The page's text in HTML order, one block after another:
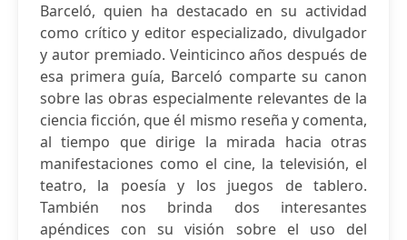
Barceló, quien ha destacado en su actividad
como crítico y editor especializado, divulgador
y autor premiado. Veinticinco años después de
esa primera guía, Barceló comparte su canon
sobre las obras especialmente relevantes de la
ciencia ficción, que él mismo reseña y comenta,
al tiempo que dirige la mirada hacia otras
manifestaciones como el cine, la televisión, el
teatro, la poesía y los juegos de tablero.
También nos brinda dos interesantes
apéndices con su visión sobre el uso del